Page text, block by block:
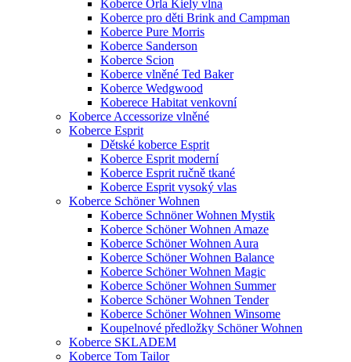
Koberce Orla Kiely vlna
Koberce pro děti Brink and Campman
Koberce Pure Morris
Koberce Sanderson
Koberce Scion
Koberce vlněné Ted Baker
Koberce Wedgwood
Koberece Habitat venkovní
Koberce Accessorize vlněné
Koberce Esprit
Dětské koberce Esprit
Koberce Esprit moderní
Koberce Esprit ručně tkané
Koberce Esprit vysoký vlas
Koberce Schöner Wohnen
Koberce Schnöner Wohnen Mystik
Koberce Schöner Wohnen Amaze
Koberce Schöner Wohnen Aura
Koberce Schöner Wohnen Balance
Koberce Schöner Wohnen Magic
Koberce Schöner Wohnen Summer
Koberce Schöner Wohnen Tender
Koberce Schöner Wohnen Winsome
Koupelnové předložky Schöner Wohnen
Koberce SKLADEM
Koberce Tom Tailor